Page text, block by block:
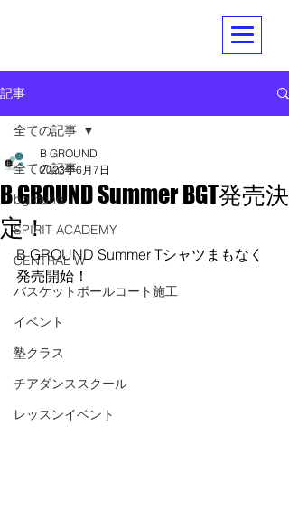
記事
全ての記事
bground
SPIRIT ACADEMY
CENTRAL W
バスケットボールコート施工
イベント
塾クラス
チアダンススクール
レッスンイベント
全ての記事
B GROUND Summer BGT発売決
定！
B GROUND
2023年6月7日
B GROUND Summer Tシャツまもなく
発売開始！